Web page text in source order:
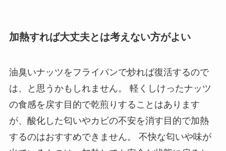
加熱すれば大丈夫とは考えない方がよい
油臭いナッツをフライパンで炒れば復活するので
は、と思うかもしれません。 軽くしけったナッツ
の食感を戻す目的で乾煎りすることはあります
が、酸化した匂いやカビの不安を消す目的で加熱
するのはおすすめできません。 不快な匂いや味が